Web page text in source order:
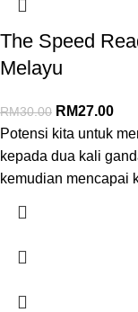
The Speed
Melayu
RM30.00 RM27.00
Potensi kita untuk
kepada dua kali
kemudian mencapai